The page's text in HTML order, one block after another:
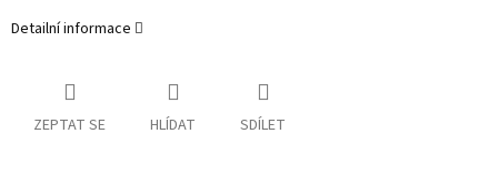
Detailní informace
ZEPTAT SE HLÍDAT SDÍLET